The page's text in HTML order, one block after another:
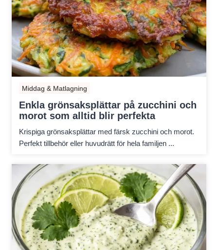
Middag & Matlagning
Enkla grönsaksplättar på zucchini och
morot som alltid blir perfekta
Krispiga grönsaksplättar med färsk zucchini och morot.
Perfekt tillbehör eller huvudrätt för hela familjen ...